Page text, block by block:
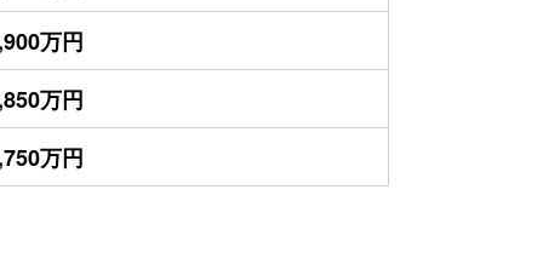
万円
万円
万円